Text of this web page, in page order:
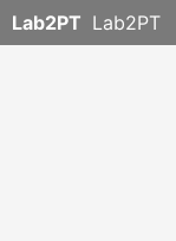
Lab2PT Lab2PT